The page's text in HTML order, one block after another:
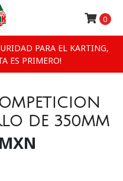
PARA EL KARTING,
ES PRIMERO!
0
DE 350MM